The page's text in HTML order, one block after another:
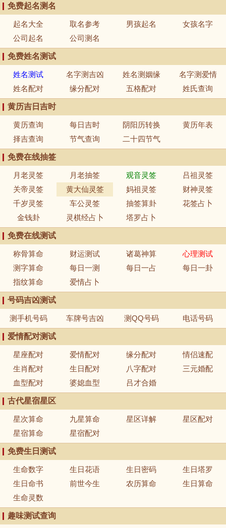
免费起名测名
起名大全 取名参考 男孩起名
女孩名字
公司起名
公司测名
免费姓名测试
姓名测试 名字测吉凶 姓名测姻缘
名字测爱情
姓名配对
缘分配对 五格配对 姓氏查询
黄历吉日吉时
黄历查询 每日吉时 阴阳历转换
黄历年表
择吉查询
节气查询 二十四节气
免费在线抽签
月老灵签 月老抽签 观音灵签
吕祖灵签
关帝灵签
黄大仙灵签 妈祖灵签
财神灵签
千岁灵签
车公灵签 抽签算卦
花签占卜
金钱卦
灵棋经占卜 塔罗占卜
免费在线测试
称骨算命 财运测试 诸葛神算
心理测试
测字算命
每日一测 每日一占
每日一卦
指纹算命
爱情占卜
号码吉凶测试
测手机号码 车牌号吉凶 测QQ号码 电话号码
爱情配对测试
星座配对 爱情配对 缘分配对
情侣速配
生肖配对
生日配对 八字配对
三元婚配
血型配对
婆媳血型 吕才合婚
古代星宿星区
星次算命 九星算命 星区详解
星区配对
星宿算命
星宿配对
免费生日测试
生命数字 生日花语 生日密码
生日塔罗
生日命书
前世今生 农历算命
生日算命
生命灵数
趣味测试查询